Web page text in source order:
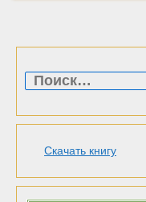
Скачать книгу